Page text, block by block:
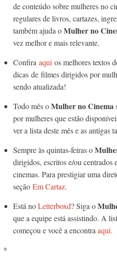
de conteúdo sobre mulheres no
regulares de livros, cartazes,
também ajuda oMulher no
vez melhor e mais relevante.
Confira aqui os melhores textos
dicas de filmes dirigidos por
sendo atualizada!
Todo mês oMulher no Cinema
por mulheres que estão
ver a lista deste mês e as antigas
Sempre às quintas-feiras o
dirigidos, escritos e/ou centrados
cinemas. Para prestigiar uma
seção Em Cartaz.
Está noLetterboxd? Siga o
que a equipe está assistindo. A
começou e você a encontra aqui.
*